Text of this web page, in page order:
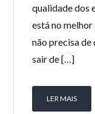
qualidade dos
está no
não precisa de
sair de […]
LER MAIS